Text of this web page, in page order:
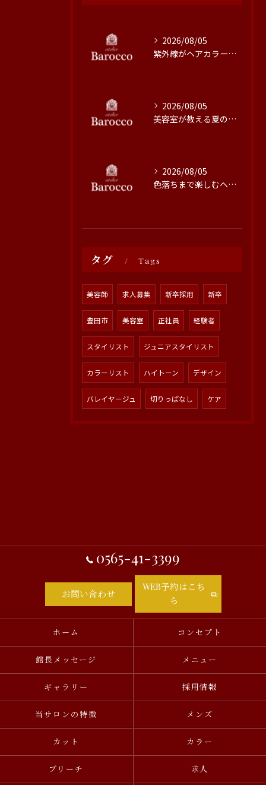
2026/08/05
紫外線がヘアカラーに与える影響と対策
2026/08/05
美容室が教える夏の最旬ヘアカラー技術
2026/08/05
色落ちまで楽しむヘアカラーの秘訣
タグ Tags
美容師 求人募集 新卒採用 新卒
豊田市 美容室 正社員 経験者
スタイリスト ジュニアスタイリスト
カラーリスト ハイトーン デザイン
バレイヤージュ 切りっぱなし ケア
0565-41-3399
お問い合わせ
WEB予約はこち
ら
ホーム コンセプト
館長メッセージ メニュー
ギャラリー 採用情報
当サロンの特徴 メンズ
カット カラー
ブリーチ 求人